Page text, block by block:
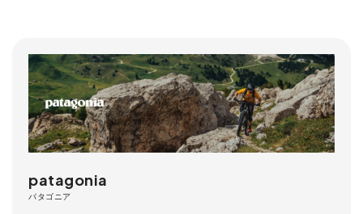
patagonia
パタゴニア